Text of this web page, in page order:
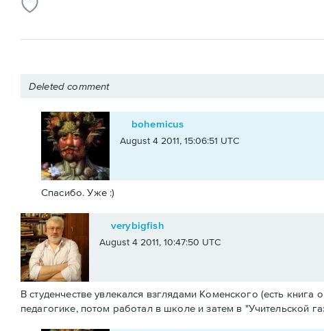
Deleted comment
bohemicus
August 4 2011, 15:06:51 UTC
Спасибо. Уже :)
verybigfish
August 4 2011, 10:47:50 UTC
В студенчестве увлекался взглядами Коменского (есть
педагогике, потом работал в школе и затем в "Учительской